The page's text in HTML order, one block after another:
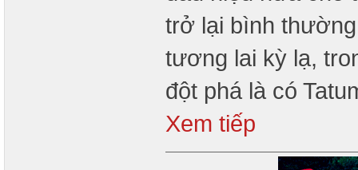
trở lại bình
tương lai kỳ lạ,
đột phá là có
Xem tiếp